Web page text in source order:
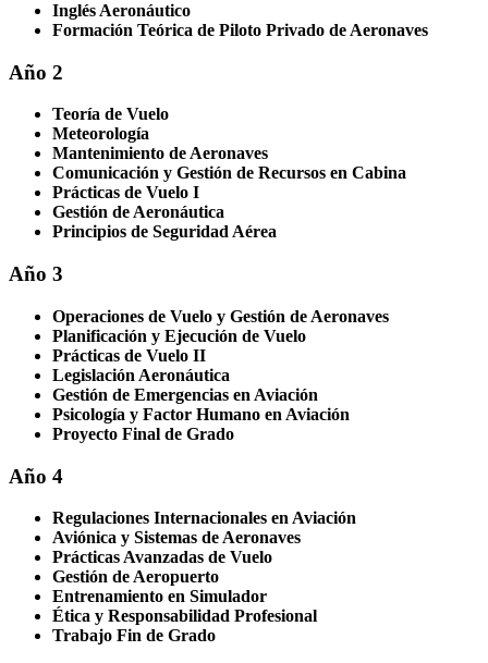
Inglés Aeronáutico
Formación Teórica de Piloto Privado de Aeronaves
Año 2
Teoría de Vuelo
Meteorología
Mantenimiento de Aeronaves
Comunicación y Gestión de Recursos en Cabina
Prácticas de Vuelo I
Gestión de Aeronáutica
Principios de Seguridad Aérea
Año 3
Operaciones de Vuelo y Gestión de Aeronaves
Planificación y Ejecución de Vuelo
Prácticas de Vuelo II
Legislación Aeronáutica
Gestión de Emergencias en Aviación
Psicología y Factor Humano en Aviación
Proyecto Final de Grado
Año 4
Regulaciones Internacionales en Aviación
Aviónica y Sistemas de Aeronaves
Prácticas Avanzadas de Vuelo
Gestión de Aeropuerto
Entrenamiento en Simulador
Ética y Responsabilidad Profesional
Trabajo Fin de Grado